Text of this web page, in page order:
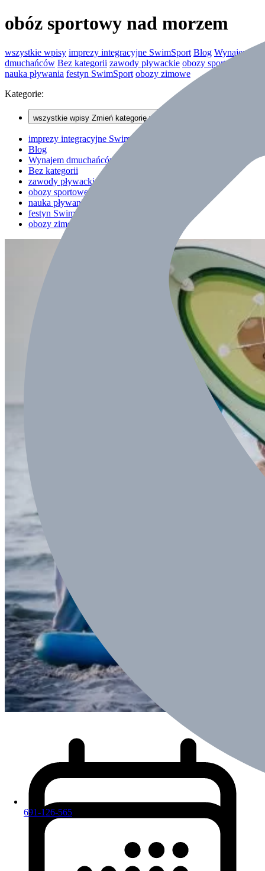
691-126-565
obóz sportowy nad morzem
wszystkie wpisy imprezy integracyjne SwimSport Blog Wynajem
dmuchańców Bez kategorii zawody pływackie obozy sportowe
nauka pływania festyn SwimSport obozy zimowe
Kategorie:
wszystkie wpisy Zmień kategorię wpisów
imprezy integracyjne SwimSport
Blog
Wynajem dmuchańców
Bez kategorii
zawody pływackie
obozy sportowe
nauka pływania
festyn SwimSport
obozy zimowe